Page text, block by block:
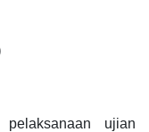
ujian